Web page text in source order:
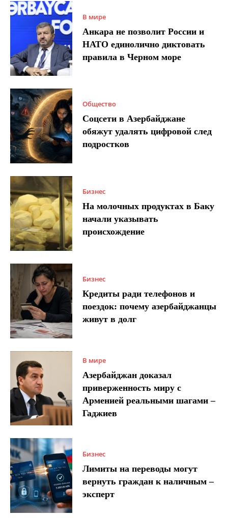
В мире
Анкара не позволит России и
НАТО единолично диктовать
правила в Черном море
Общество
Соцсети в Азербайджане
обяжут удалять цифровой след
подростков
Бизнес
На молочных продуктах в Баку
начали указывать
происхождение
Бизнес
Кредиты ради телефонов и
поездок: почему азербайджанцы
живут в долг
В мире
Азербайджан доказал
приверженность миру с
Арменией реальными шагами –
Гаджиев
Бизнес
Лимиты на переводы могут
вернуть граждан к наличным –
эксперт